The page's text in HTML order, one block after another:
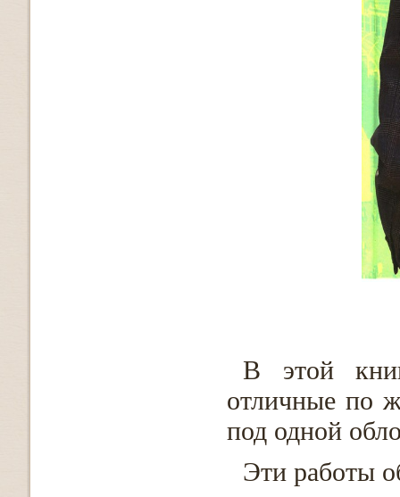
В этой
отличные по
под одной
Эти работы